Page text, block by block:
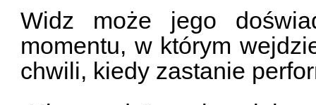
Widz może jego
momentu, w którym
chwili, kiedy zastanie